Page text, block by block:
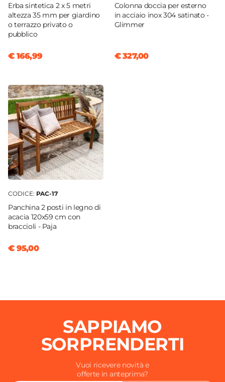
Erba sintetica 2 x 5 metri
altezza 35 mm per giardino
o terrazzo privato o
pubblico
€ 166,99
Colonna doccia per esterno
in acciaio inox 304 satinato -
Glimmer
€ 327,00
CODICE: PAC-17
Panchina 2 posti in legno di
acacia 120x59 cm con
braccioli - Paja
€ 95,00
SAPPIAMO
SORPRENDERTI
Vuoi ricevere novità e
offerte in anteprima?